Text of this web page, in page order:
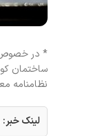
ساختمان
نظامنامه
لینک خبر: